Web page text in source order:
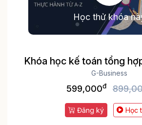
Học thử khóa
Khóa học kế toán tổng
thực tế Thực hành trên
toán MISA và
G-Business
599,000đ
Đăng ký Học